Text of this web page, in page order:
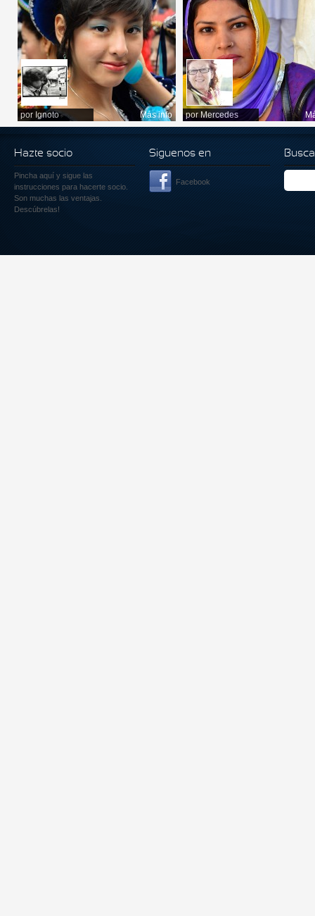
por Ignoto Más info por Mercedes
Hazte socio
Pincha aquí y sigue las
instrucciones para hacerte socio.
Son muchas las ventajas.
Descúbrelas!
Siguenos en
Facebook